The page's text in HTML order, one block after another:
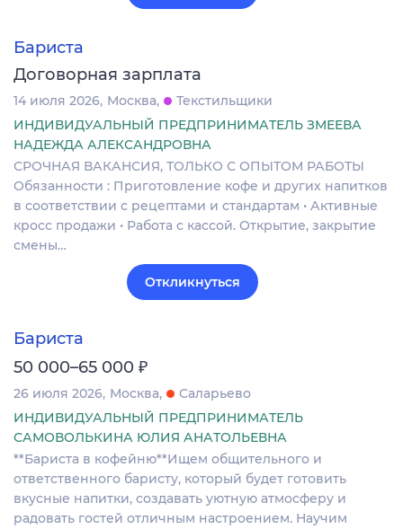
Бариста
Договорная зарплата
14 июля 2026 Москва
Текстильщики
ИНДИВИДУАЛЬНЫЙ ПРЕДПРИНИМАТЕЛЬ ЗМЕЕВА
НАДЕЖДА АЛЕКСАНДРОВНА
СРОЧНАЯ ВАКАНСИЯ, ТОЛЬКО С ОПЫТОМ РАБОТЫ
Обязанности : Приготовление кофе и других напитков
в соответствии с рецептами и стандартам • Активные
кросс продажи • Работа с кассой. Открытие, закрытие
смены…
Откликнуться
Бариста
50 000–65 000 ₽
26 июля 2026 Москва
Саларьево
ИНДИВИДУАЛЬНЫЙ ПРЕДПРИНИМАТЕЛЬ
САМОВОЛЬКИНА ЮЛИЯ АНАТОЛЬЕВНА
**Бариста в кофейню**Ищем общительного и
ответственного баристу, который будет готовить
вкусные напитки, создавать уютную атмосферу и
радовать гостей отличным настроением. Научим